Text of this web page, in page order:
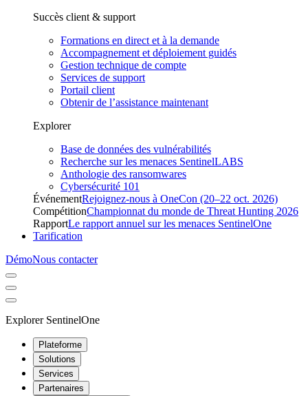
Succès client & support
Formations en direct et à la demande
Accompagnement et déploiement guidés
Gestion technique de compte
Services de support
Portail client
Obtenir de l’assistance maintenant
Explorer
Base de données des vulnérabilités
Recherche sur les menaces SentinelLABS
Anthologie des ransomwares
Cybersécurité 101
ÉvénementRejoignez-nous à OneCon (20–22 oct. 2026)
CompétitionChampionnat du monde de Threat Hunting 2026
RapportLe rapport annuel sur les menaces SentinelOne
Tarification
DémoNous contacter
Explorer SentinelOne
Plateforme
Solutions
Services
Partenaires